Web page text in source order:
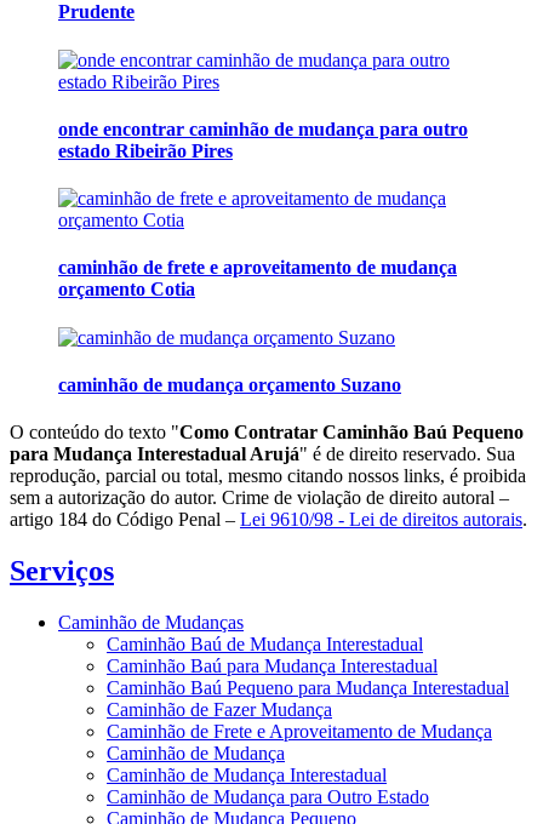
Prudente
onde encontrar caminhão de mudança para outro
estado Ribeirão Pires
caminhão de frete e aproveitamento de mudança
orçamento Cotia
caminhão de mudança orçamento Suzano
O conteúdo do texto "Como Contratar Caminhão Baú Pequeno
para Mudança Interestadual Arujá" é de direito reservado. Sua
reprodução, parcial ou total, mesmo citando nossos links, é proibida
sem a autorização do autor. Crime de violação de direito autoral –
artigo 184 do Código Penal – Lei 9610/98 - Lei de direitos autorais.
Serviços
Caminhão de Mudanças
Caminhão Baú de Mudança Interestadual
Caminhão Baú para Mudança Interestadual
Caminhão Baú Pequeno para Mudança Interestadual
Caminhão de Fazer Mudança
Caminhão de Frete e Aproveitamento de Mudança
Caminhão de Mudança
Caminhão de Mudança Interestadual
Caminhão de Mudança para Outro Estado
Caminhão de Mudança Pequeno